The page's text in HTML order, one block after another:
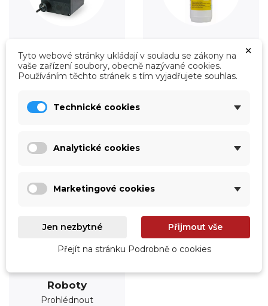
Úprava vody
Prohlédnout
Údržba
Prohlédnout
Roboty
Prohlédnout
×
Tyto webové stránky ukládají v souladu se zákony na
vaše zařízení soubory, obecně nazývané cookies.
Používáním těchto stránek s tím vyjadřujete souhlas.
Technické cookies
Analytické cookies
Marketingové cookies
Jen nezbytné Přijmout vše
Přejít na stránku Podrobně o cookies